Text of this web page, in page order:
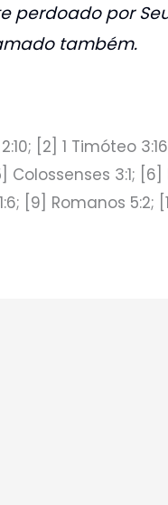
perdoado por
também.
[2] 1 Timóteo
Colossenses 3:1; [6]
[9] Romanos 5:2;